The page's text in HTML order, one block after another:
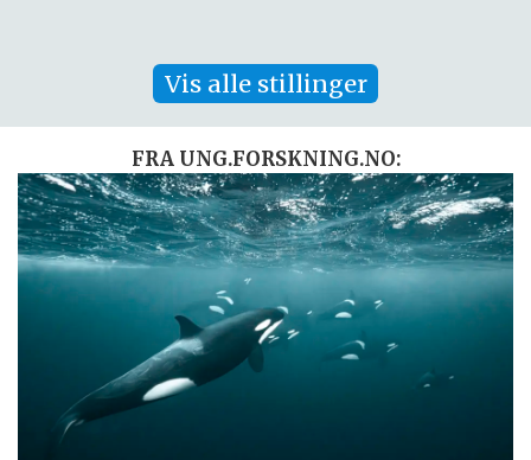
Vis alle stillinger
FRA UNG.FORSKNING.NO: